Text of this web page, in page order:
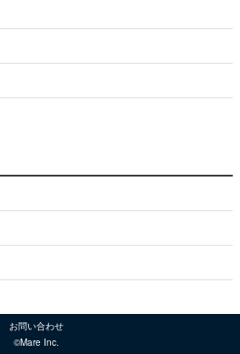
お問い合わせ
©Mare Inc.